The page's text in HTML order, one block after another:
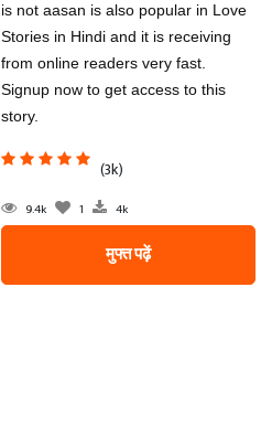
is not aasan is also popular in Love
Stories in Hindi and it is receiving
from online readers very fast.
Signup now to get access to this
story.
(3k)
9.4k 1 4k
मुफ्त पढ़ें